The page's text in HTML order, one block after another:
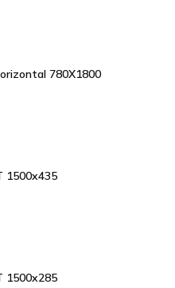
780X1800
1500x435
1500x285